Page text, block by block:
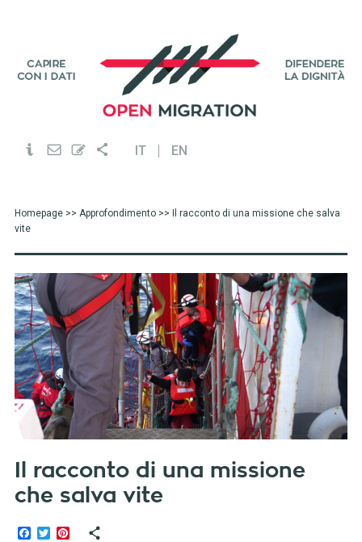
IT EN
Homepage>> Approfondimento>> Il racconto di una missione che salva
vite
Il racconto di una missione
che salva vite
Facebook
TwitterPinterest